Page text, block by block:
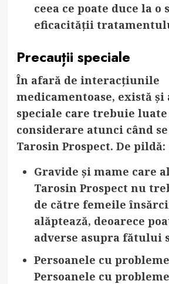
ceea ce poate duce la o
eficacității
Precauții speciale
În afară de interacțiunile
medicamentoase, există
speciale care trebuie
considerare atunci când
Tarosin Prospect. De pildă:
Gravide și mame care
Tarosin Prospect nu
de către femeile
alăptează, deoarece
adverse asupra fătului
Persoanele cu
Persoanele cu